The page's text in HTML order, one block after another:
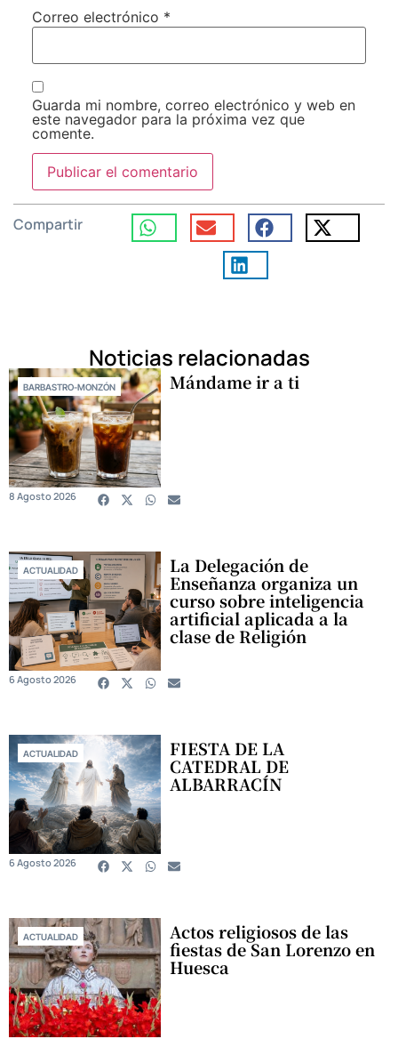
Correo electrónico *
Guarda mi nombre, correo electrónico y web en
este navegador para la próxima vez que
comente.
Compartir
Noticias relacionadas
BARBASTRO-MONZÓN Mándame ir a ti
8 Agosto 2026
ACTUALIDAD La Delegación de
Enseñanza organiza un
curso sobre inteligencia
artificial aplicada a la
clase de Religión
6 Agosto 2026
ACTUALIDAD FIESTA DE LA
CATEDRAL DE
ALBARRACÍN
6 Agosto 2026
ACTUALIDAD Actos religiosos de las
fiestas de San Lorenzo en
Huesca